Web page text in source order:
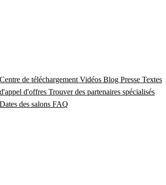
Centre de téléchargement Vidéos Blog Presse Textes
d'appel d'offres Trouver des partenaires spécialisés
Dates des salons FAQ